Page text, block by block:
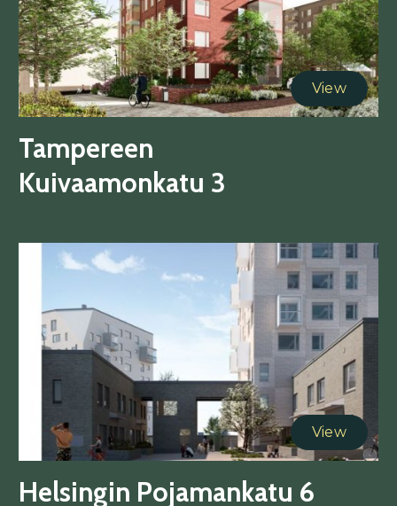
View
Tampereen
Kuivaamonkatu 3
View
Helsingin Pojamankatu 6